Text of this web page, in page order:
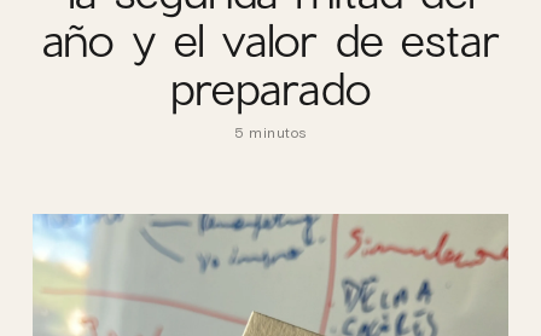
año y el valor de estar
preparado
5 minutos